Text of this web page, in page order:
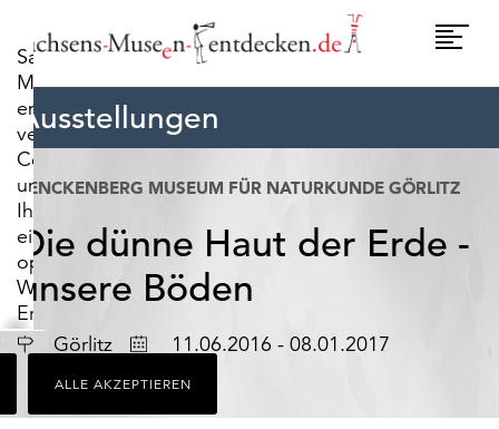
Sachsens-
Museen-
entdecken.de
verwendet
Cookies,
um
Ihnen
ein
optimales
Webseiten-
Erlebnis
zu
bieten.
Dazu
zählen
ALLE AKZEPTIEREN
Ausstellungen
SENCKENBERG MUSEUM FÜR NATURKUNDE GÖRLITZ
Die dünne Haut der Erde -
unsere Böden
Ort Görlitz Datum11.06.2016 - 08.01.2017